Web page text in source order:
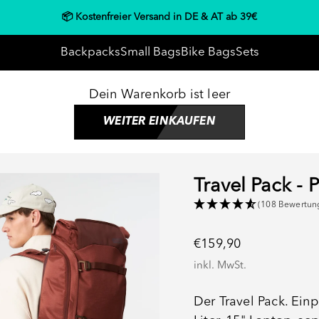
📦 Kostenfreier Versand in DE & AT ab 39€
BackpacksSmall BagsBike BagsSets
Dein Warenkorb ist leer
WEITER EINKAUFEN
Travel Pack -
(108
Angebot
€159,90
inkl. MwSt.
Der Travel Pack.